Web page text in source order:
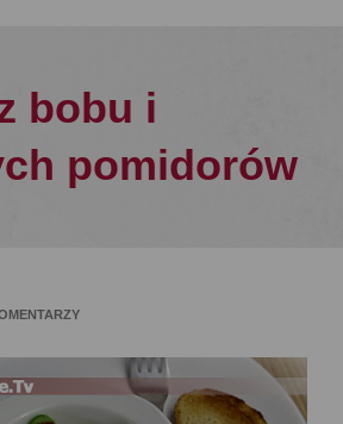
bobu i
pomidorów